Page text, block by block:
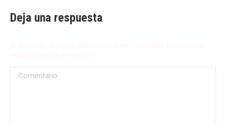
Deja una respuesta
Comentario